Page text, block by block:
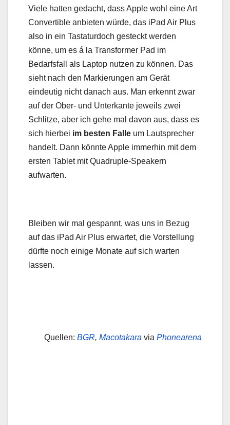
Viele hatten gedacht, dass Apple wohl eine Art
Convertible anbieten würde, das iPad Air Plus
also in ein Tastaturdoch gesteckt werden
könne, um es á la Transformer Pad im
Bedarfsfall als Laptop nutzen zu können. Das
sieht nach den Markierungen am Gerät
eindeutig nicht danach aus. Man erkennt zwar
auf der Ober- und Unterkante jeweils zwei
Schlitze, aber ich gehe mal davon aus, dass es
sich hierbei im besten Falle um Lautsprecher
handelt. Dann könnte Apple immerhin mit dem
ersten Tablet mit Quadruple-Speakern
aufwarten.
Bleiben wir mal gespannt, was uns in Bezug
auf das iPad Air Plus erwartet, die Vorstellung
dürfte noch einige Monate auf sich warten
lassen.
Quellen: BGR, Macotakara via Phonearena